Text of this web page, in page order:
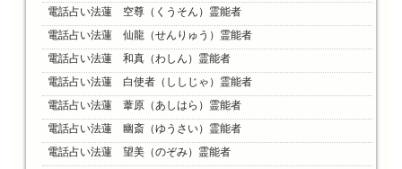
電話占い法蓮 空尊（くうそん）霊能者
電話占い法蓮 仙龍（せんりゅう）霊能者
電話占い法蓮 和真（わしん）霊能者
電話占い法蓮 白使者（ししじゃ）霊能者
電話占い法蓮 葦原（あしはら）霊能者
電話占い法蓮 幽斎（ゆうさい）霊能者
電話占い法蓮 望美（のぞみ）霊能者